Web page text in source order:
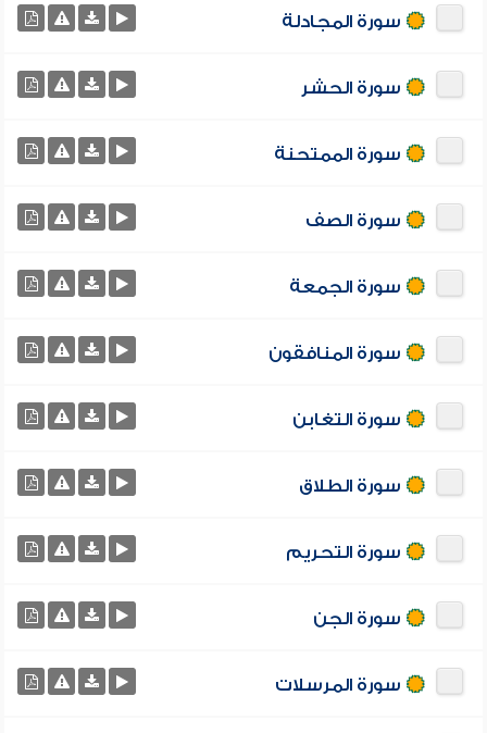
سورة المجادلة
سورة الحشر
سورة الممتحنة
سورة الصف
سورة الجمعة
سورة المنافقون
سورة التغابن
سورة الطلاق
سورة التحريم
سورة الجن
سورة المرسلات